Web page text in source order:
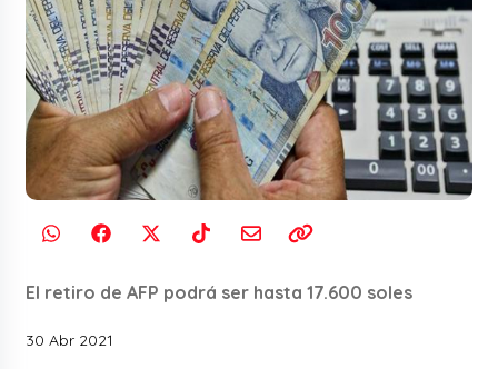
El retiro de AFP podrá ser hasta 17.600 soles
30 Abr 2021